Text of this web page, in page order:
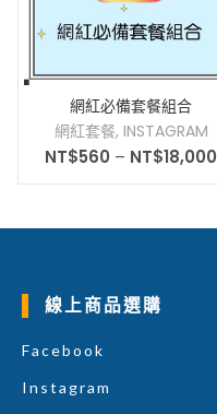
網紅必備套餐組合
網紅套餐, INSTAGRAM
NT$560 – NT$18,000
線上商品選購
Facebook
Instagram